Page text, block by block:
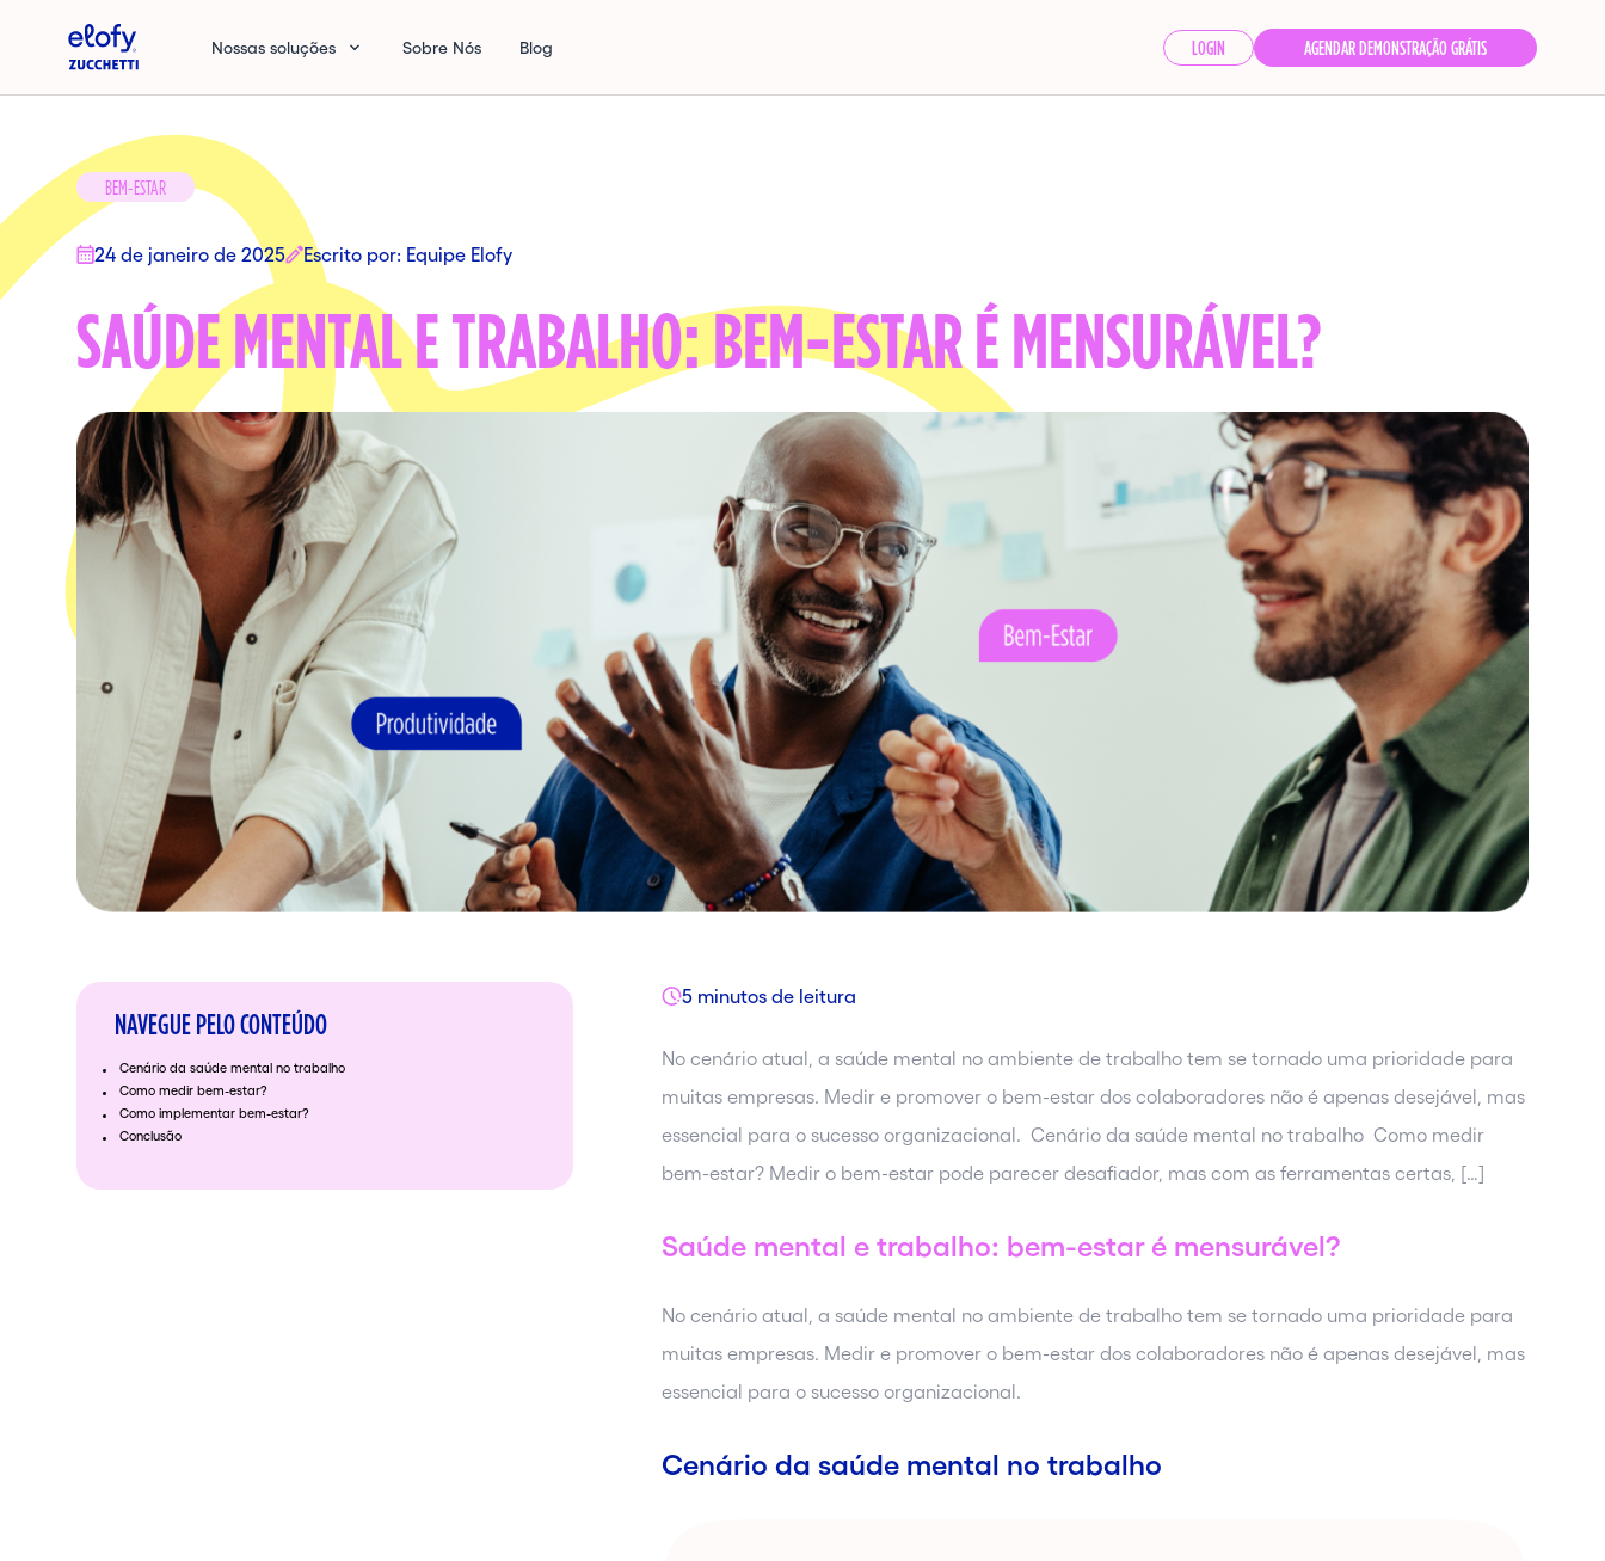
Nossas soluções Sobre Nós Blog LOGIN AGENDAR DEMONSTRAÇÃO GRÁTIS
BEM-ESTAR
24 de janeiro de 2025 Escrito por: Equipe Elofy
SAÚDE MENTAL E TRABALHO: BEM-ESTAR É MENSURÁVEL?
NAVEGUE PELO CONTEÚDO
Cenário da saúde mental no trabalho
Como medir bem-estar?
Como implementar bem-estar?
Conclusão
5 minutos de leitura
No cenário atual, a saúde mental no ambiente de trabalho tem se tornado uma prioridade para
muitas empresas. Medir e promover o bem-estar dos colaboradores não é apenas desejável, mas
essencial para o sucesso organizacional. Cenário da saúde mental no trabalho Como medir
bem-estar? Medir o bem-estar pode parecer desafiador, mas com as ferramentas certas, […]
Saúde mental e trabalho: bem-estar é mensurável?
No cenário atual, a saúde mental no ambiente de trabalho tem se tornado uma prioridade para
muitas empresas. Medir e promover o bem-estar dos colaboradores não é apenas desejável, mas
essencial para o sucesso organizacional.
Cenário da saúde mental no trabalho